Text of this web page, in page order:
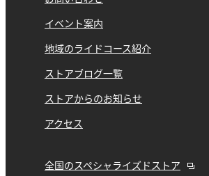
イベント案内
地域のライドコース紹介
ストアブログ一覧
ストアからのお知らせ
アクセス
全国のスペシャライズドストア